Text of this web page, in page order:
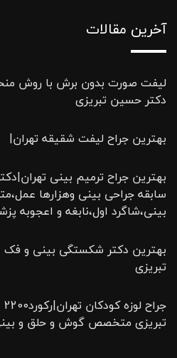
آخرین مقالات
لیفت صورت بدون برش با روش
دکتر حسین تبریزی
بهترین جراح لیفت شقیقه تهران|
سابقه جراحی بینی وهزارها
بینی،شاگرد اول،نابغه و اعجوبه
بهترین دکتر شکستگی بینی و فک
تبریزی
تبریزی متخصص گوش و حلق و